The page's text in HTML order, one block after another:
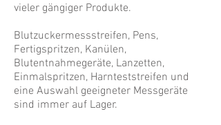
vieler gängiger Produkte.
Blutzuckermessstreifen, Pens,
Fertigspritzen, Kanülen,
Blutentnahmegeräte, Lanzetten,
Einmalspritzen, Harnteststreifen und
eine Auswahl geeigneter Messgeräte
sind immer auf Lager.